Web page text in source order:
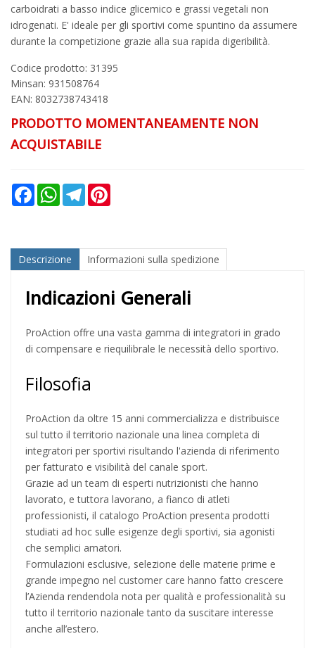
carboidrati a basso indice glicemico e grassi vegetali non
idrogenati. E' ideale per gli sportivi come spuntino da assumere
durante la competizione grazie alla sua rapida digeribilità.
Codice prodotto: 31395
Minsan: 931508764
EAN: 8032738743418
PRODOTTO MOMENTANEAMENTE NON
ACQUISTABILE
FacebookWhatsAppTelegram
Descrizione Informazioni sulla spedizione
Indicazioni Generali
ProAction offre una vasta gamma di integratori in grado
di compensare e riequilibrale le necessità dello sportivo.
Filosofia
ProAction da oltre 15 anni commercializza e distribuisce
sul tutto il territorio nazionale una linea completa di
integratori per sportivi risultando l'azienda di riferimento
per fatturato e visibilità del canale sport.
Grazie ad un team di esperti nutrizionisti che hanno
lavorato, e tuttora lavorano, a fianco di atleti
professionisti, il catalogo ProAction presenta prodotti
studiati ad hoc sulle esigenze degli sportivi, sia agonisti
che semplici amatori.
Formulazioni esclusive, selezione delle materie prime e
grande impegno nel customer care hanno fatto crescere
l’Azienda rendendola nota per qualità e professionalità su
tutto il territorio nazionale tanto da suscitare interesse
anche all’estero.